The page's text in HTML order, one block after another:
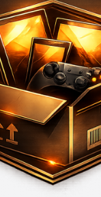
Акустика
Колонки
Системы